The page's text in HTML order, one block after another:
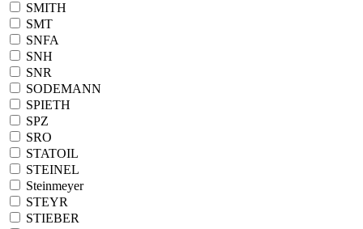
SMITH
SMT
SNFA
SNH
SNR
SODEMANN
SPIETH
SPZ
SRO
STATOIL
STEINEL
Steinmeyer
STEYR
STIEBER